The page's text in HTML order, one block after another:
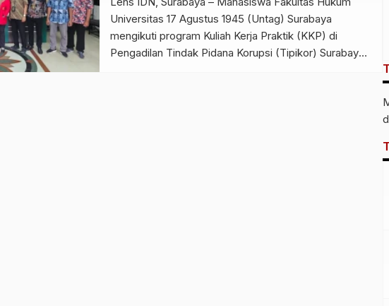
Universitas 17 Agustus 1945 (Untag) Surabaya
mengikuti program Kuliah Kerja Praktik (KKP) di
Pengadilan Tindak Pidana Korupsi (Tipikor) Surabaya.